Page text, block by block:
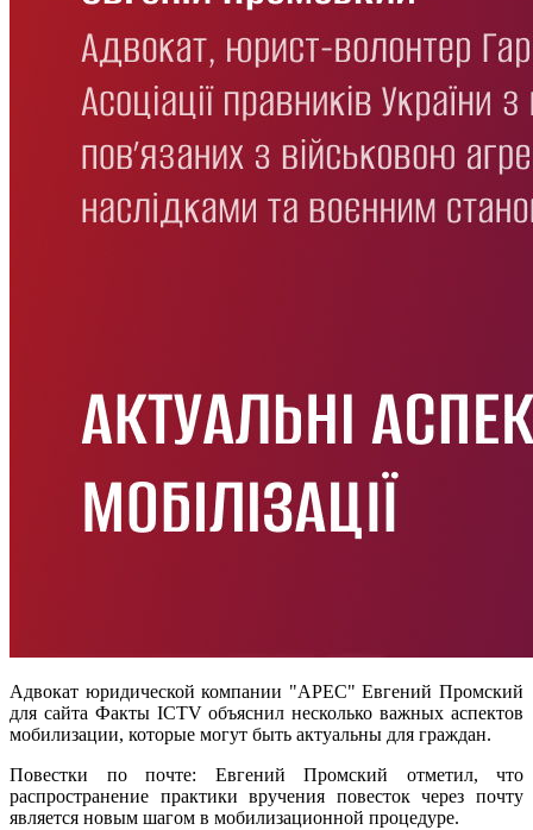
Адвокат юридической компании "АРЕС" Евгений Промский
для сайта Факты ICTV объяснил несколько важных аспектов
мобилизации, которые могут быть актуальны для граждан.
Повестки по почте: Евгений Промский отметил, что
распространение практики вручения повесток через почту
является новым шагом в мобилизационной процедуре.